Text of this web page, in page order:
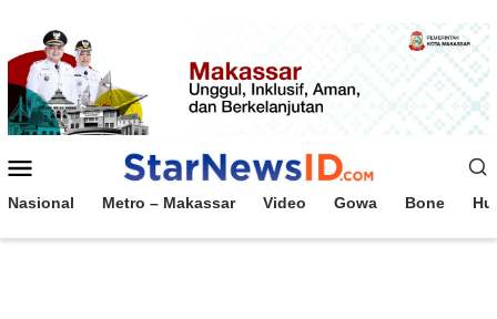
konten
Mobile
Nasional Metro – Makassar Video Gowa Bone